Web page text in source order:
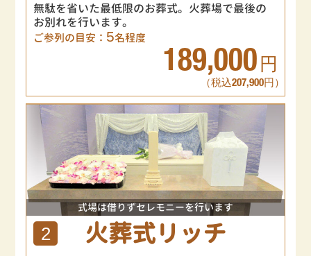
無駄を省いた最低限のお葬式。火葬場で最後の
お別れを行います。
ご参列の目安： 5名程度
189,000 円
（税込207,900円）
式場は借りずセレモニーを行います
2 火葬式リッチ